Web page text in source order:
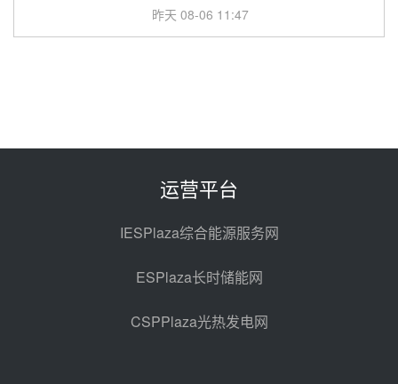
昨天 08-06 11:47
光热示范电站二列蒸汽发生器设备
热发电工程EPC总承包项目熔盐截
昊森机电中标新疆华电天山北麓基
地100MW光热发电工程EPC总承
包项目熔盐介质超声波流量计采购
前天 08-05 17:09
运营平台
IESPlaza综合能源服务网
ESPlaza长时储能网
CSPPlaza光热发电网